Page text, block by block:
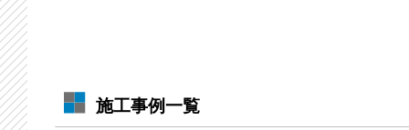
施工事例一覧